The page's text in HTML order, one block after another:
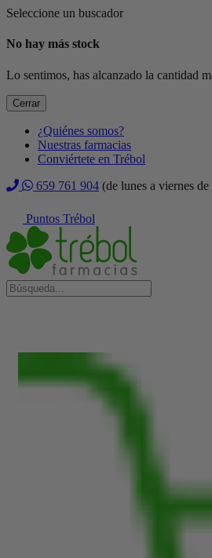
Seleccione un buscador
No hay más stock
Lo sentimos, has alcanzado la cantidad
Cerrar
¿Quiénes somos?
Nuestras farmacias
Conviértete en Trébol
659 761 904 (de lunes a viernes
Puntos Trébol